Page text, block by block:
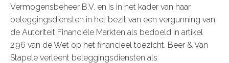
Vermogensbeheer B.V. en is in het kader van haar
beleggingsdiensten in het bezit van een vergunning van
de Autoriteit Financiële Markten als bedoeld in artikel
2:96 van de Wet op het financieel toezicht. Beer & Van
Stapele verleent beleggingsdiensten als